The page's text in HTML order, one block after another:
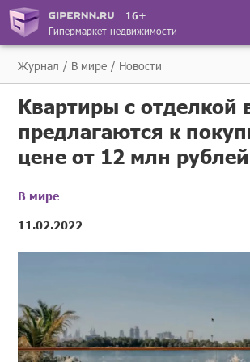
16+
Гипермаркет недвижимости
Журнал В мире Новости
Квартиры с отделкой
предлагаются к
цене от 12 млн рублей
В мире
11.02.2022